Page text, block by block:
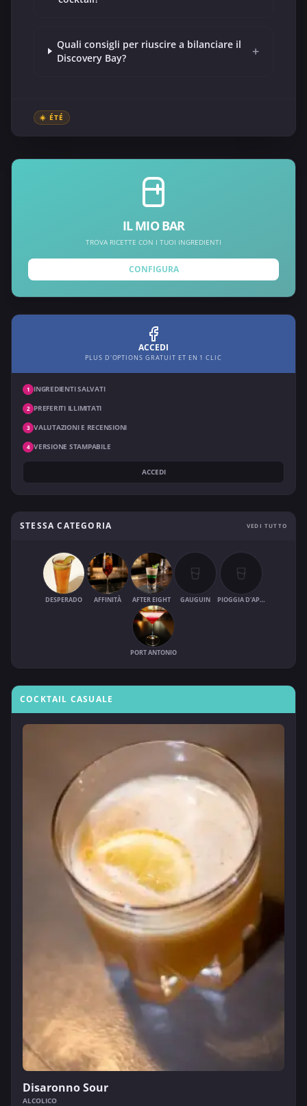
Quali consigli per riuscire a bilanciare il
Discovery Bay?
+
☀️ ÉTÉ
IL MIO BAR
TROVA RICETTE CON I TUOI INGREDIENTI
CONFIGURA
ACCEDI
PLUS D'OPTIONS GRATUIT ET EN 1 CLIC
1 INGREDIENTI SALVATI
2 PREFERITI ILLIMITATI
3 VALUTAZIONI E RECENSIONI
4 VERSIONE STAMPABILE
ACCEDI
STESSA CATEGORIA VEDI TUTTO
DESPERADO AFFINITÀ AFTER EIGHT GAUGUIN PIOGGIA D'APRILE
PORT ANTONIO
COCKTAIL CASUALE
Disaronno Sour
ALCOLICO